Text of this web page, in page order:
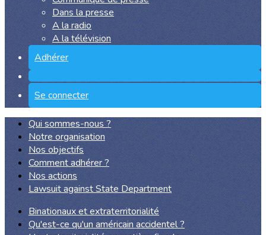
Dans la presse
A la radio
A la télévision
Adhérer
Se connecter
Qui sommes-nous ?
Notre organisation
Nos objectifs
Comment adhérer ?
Nos actions
Lawsuit against State Department
Binationaux et extraterritorialité
Qu'est-ce qu'un américain accidentel ?